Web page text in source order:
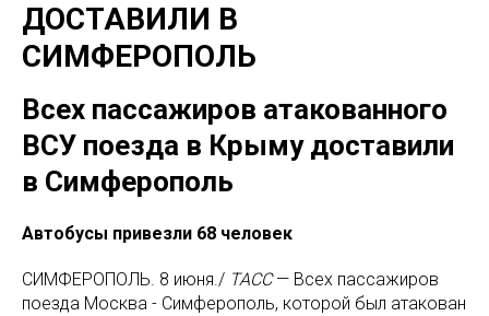
ДОСТАВИЛИ В
СИМФЕРОПОЛЬ
Всех пассажиров атакованного
ВСУ поезда в Крыму доставили
в Симферополь
Автобусы привезли 68 человек
СИМФЕРОПОЛЬ. 8 июня./ ТАСС— Всех пассажиров
поезда Москва - Симферополь, которой был атакован